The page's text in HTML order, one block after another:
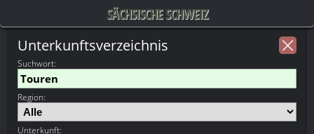
SÄCHSISCHE SCHWEIZ
Unterkunftsverzeichnis
Suchwort:
Region:
Unterkunft: